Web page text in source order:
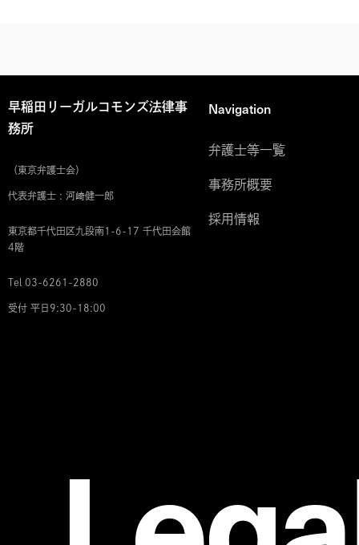
早稲田リーガルコモンズ法律事
務所
（東京弁護士会）
代表弁護士 : 河﨑健一郎
東京都千代田区九段南1-6-17 千代田会館
4階
Tel 03-6261-2880
受付 平日9:30-18:00
Navigation
弁護士等一覧
事務所概要
採用情報